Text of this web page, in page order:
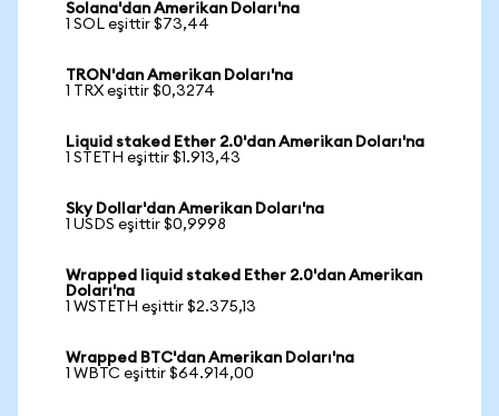
Solana'dan Amerikan Doları'na
1 SOL eşittir $73,44
TRON'dan Amerikan Doları'na
1 TRX eşittir $0,3274
Liquid staked Ether 2.0'dan Amerikan Doları'na
1 STETH eşittir $1.913,43
Sky Dollar'dan Amerikan Doları'na
1 USDS eşittir $0,9998
Wrapped liquid staked Ether 2.0'dan Amerikan
Doları'na
1 WSTETH eşittir $2.375,13
Wrapped BTC'dan Amerikan Doları'na
1 WBTC eşittir $64.914,00